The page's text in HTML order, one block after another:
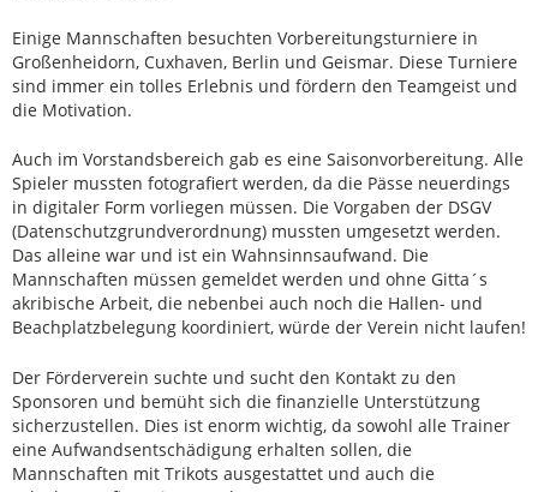
Einige Mannschaften besuchten Vorbereitungsturniere in
Großenheidorn, Cuxhaven, Berlin und Geismar. Diese Turniere
sind immer ein tolles Erlebnis und fördern den Teamgeist und
die Motivation.
Auch im Vorstandsbereich gab es eine Saisonvorbereitung. Alle
Spieler mussten fotografiert werden, da die Pässe neuerdings
in digitaler Form vorliegen müssen. Die Vorgaben der DSGV
(Datenschutzgrundverordnung) mussten umgesetzt werden.
Das alleine war und ist ein Wahnsinnsaufwand. Die
Mannschaften müssen gemeldet werden und ohne Gitta´s
akribische Arbeit, die nebenbei auch noch die Hallen- und
Beachplatzbelegung koordiniert, würde der Verein nicht laufen!
Der Förderverein suchte und sucht den Kontakt zu den
Sponsoren und bemüht sich die finanzielle Unterstützung
sicherzustellen. Dies ist enorm wichtig, da sowohl alle Trainer
eine Aufwandsentschädigung erhalten sollen, die
Mannschaften mit Trikots ausgestattet und auch die